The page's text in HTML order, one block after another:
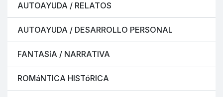
AUTOAYUDA / RELATOS
AUTOAYUDA / DESARROLLO PERSONAL
FANTASíA / NARRATIVA
ROMáNTICA HISTóRICA